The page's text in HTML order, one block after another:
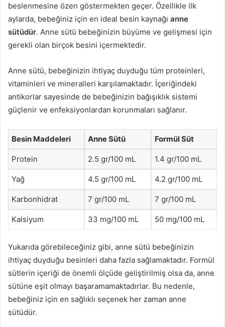
beslenmesine özen göstermekten geçer. Özellikle ilk
aylarda, bebeğiniz için en ideal besin kaynağı anne
sütüdür. Anne sütü bebeğinizin büyüme ve gelişmesi için
gerekli olan birçok besini içermektedir.
Anne sütü, bebeğinizin ihtiyaç duyduğu tüm proteinleri,
vitaminleri ve mineralleri karşılamaktadır. İçeriğindeki
antikorlar sayesinde de bebeğinizin bağışıklık sistemi
güçlenir ve enfeksiyonlardan korunmaları sağlanır.
Besin Maddeleri Anne Sütü Formül Süt
Protein 2.5 gr/100 mL 1.4 gr/100 mL
Yağ 4.5 gr/100 mL 4.2 gr/100 mL
Karbonhidrat 7 gr/100 mL 7 gr/100 mL
Kalsiyum 33 mg/100 mL 50 mg/100 mL
Yukarıda görebileceğiniz gibi, anne sütü bebeğinizin
ihtiyaç duyduğu besinleri daha fazla sağlamaktadır. Formül
sütlerin içeriği de önemli ölçüde geliştirilmiş olsa da, anne
sütüne eşit olmayı başaramamaktadırlar. Bu nedenle,
bebeğiniz için en sağlıklı seçenek her zaman anne
sütüdür.